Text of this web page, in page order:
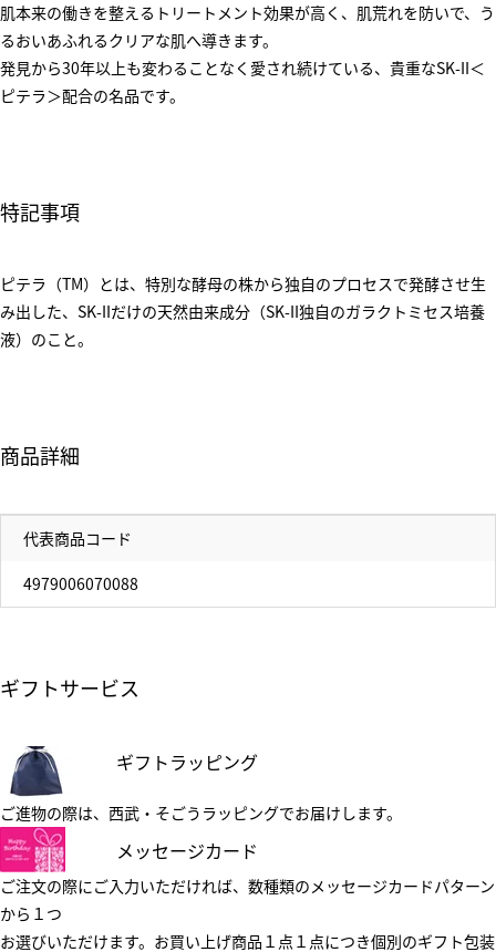
肌本来の働きを整えるトリートメント効果が高く、肌荒れを防いで、う
るおいあふれるクリアな肌へ導きます。
発見から30年以上も変わることなく愛され続けている、貴重なSK-II＜
ピテラ＞配合の名品です。
特記事項
ピテラ（TM）とは、特別な酵母の株から独自のプロセスで発酵させ生
み出した、SK-IIだけの天然由来成分（SK-II独自のガラクトミセス培養
液）のこと。
商品詳細
代表商品コード
4979006070088
ギフトサービス
ギフトラッピング
ご進物の際は、西武・そごうラッピングでお届けします。
メッセージカード
ご注文の際にご入力いただければ、数種類のメッセージカードパターン
から１つ
お選びいただけます。お買い上げ商品１点１点につき個別のギフト包装